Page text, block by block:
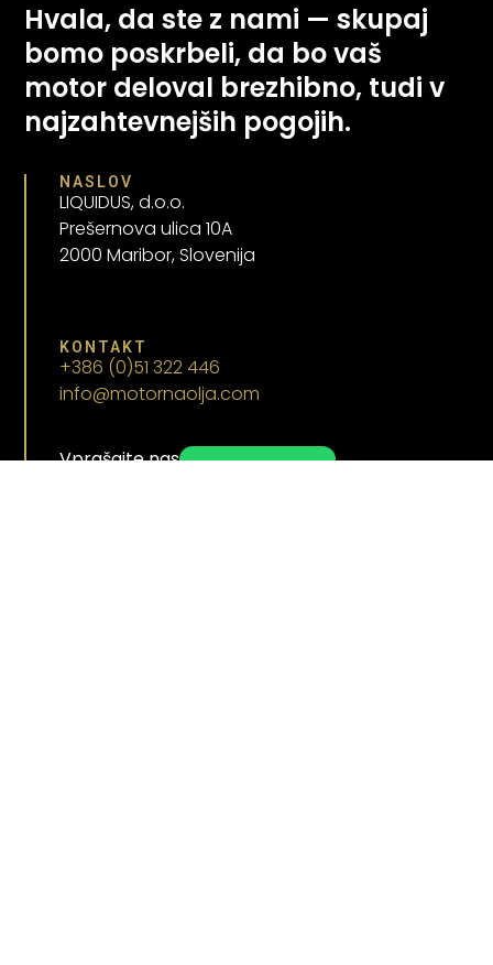
Hvala, da ste z nami — skupaj
bomo poskrbeli, da bo vaš
motor deloval brezhibno, tudi v
najzahtevnejših pogojih.
NASLOV
LIQUIDUS, d.o.o.
Prešernova ulica 10A
2000 Maribor, Slovenija
KONTAKT
+386 (0)51 322 446
info@motornaolja.com
Vprašajte nas